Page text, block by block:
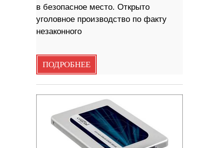
в безопасное место. Открыто
уголовное производство по факту
незаконного
ПОДРОБНЕЕ